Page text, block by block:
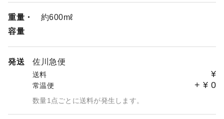
重量・
容量
約600mℓ
発送 佐川急便
送料 ¥
常温便 + ¥ 0
数量1点ごとに送料が発生します。